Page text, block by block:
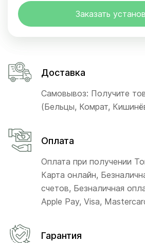
Заказать
Доставка
Самовывоз: Получите
(Бельцы, Комрат,
Оплата
Оплата при получении
Карта онлайн,
счетов, Безналичная
Apple Pay, Visa,
Гарантия